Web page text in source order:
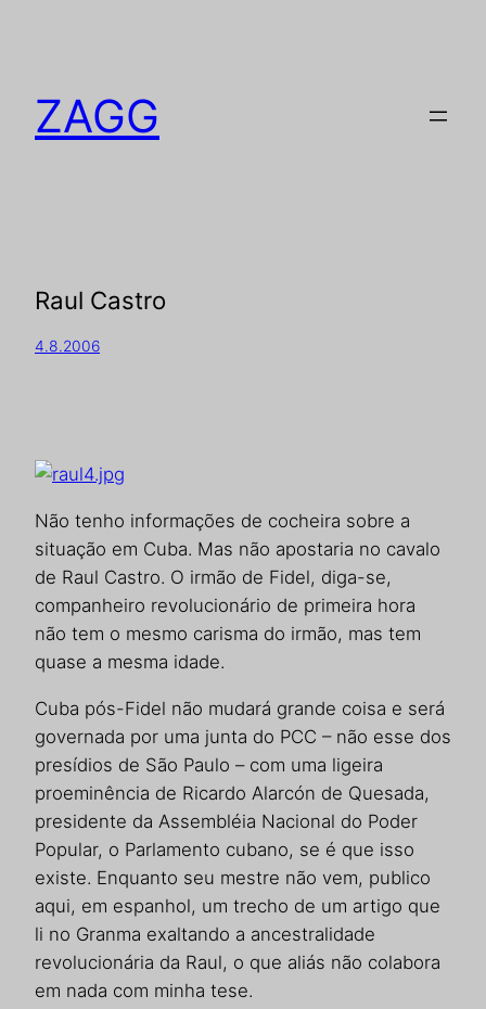
ZAGG
Raul Castro
4.8.2006
Não tenho informações de cocheira sobre a
situação em Cuba. Mas não apostaria no cavalo
de Raul Castro. O irmão de Fidel, diga-se,
companheiro revolucionário de primeira hora
não tem o mesmo carisma do irmão, mas tem
quase a mesma idade.
Cuba pós-Fidel não mudará grande coisa e será
governada por uma junta do PCC – não esse dos
presídios de São Paulo – com uma ligeira
proeminência de Ricardo Alarcón de Quesada,
presidente da Assembléia Nacional do Poder
Popular, o Parlamento cubano, se é que isso
existe. Enquanto seu mestre não vem, publico
aqui, em espanhol, um trecho de um artigo que
li no Granma exaltando a ancestralidade
revolucionária da Raul, o que aliás não colabora
em nada com minha tese.